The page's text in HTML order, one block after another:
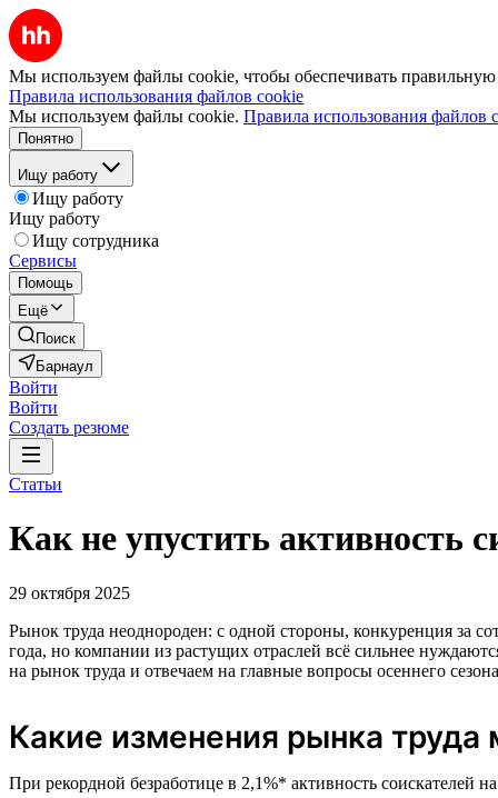
Мы используем файлы cookie, чтобы обеспечивать правильную
Правила использования файлов cookie
Мы используем файлы cookie. Правила использования файлов
Понятно
Ищу работу
Ищу работу
Ищу работу
Ищу сотрудника
Сервисы
Помощь
Ещё
Поиск
Барнаул
Войти
Войти
Создать резюме
Статьи
Как не упустить активность
29 октября 2025
Рынок труда неоднороден: с одной стороны, конкуренция за
года, но компании из растущих отраслей всё сильнее
на рынок труда и отвечаем на главные вопросы осеннего
Какие изменения рынка
При рекордной безработице в 2,1%* активность соискателей